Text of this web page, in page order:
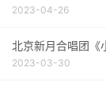
2023-04-26
北京新月合唱团
2023-03-30